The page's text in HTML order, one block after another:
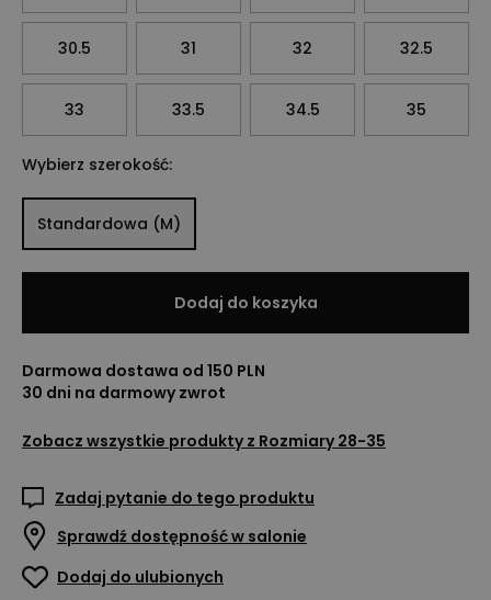
30.5 31 32 32.5
33 33.5 34.5 35
Wybierz szerokość:
Standardowa (M)
Dodaj do koszyka
Darmowa dostawa od 150 PLN
30 dni na darmowy zwrot
Zobacz wszystkie produkty z Rozmiary 28-35
Zadaj pytanie do tego produktu
Sprawdź dostępność w salonie
Dodaj do ulubionych